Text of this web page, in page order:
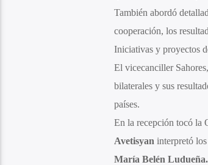
También abordó
cooperación, los
Iniciativas y proyectos
El vicecanciller
bilaterales y sus
países.
En la recepción tocó la
Avetisyan interpretó
María Belén Ludueña.